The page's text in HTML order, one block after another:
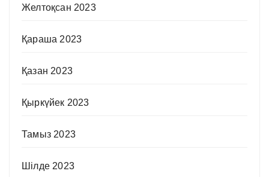
Желтоқсан 2023
Қараша 2023
Қазан 2023
Қыркүйек 2023
Тамыз 2023
Шілде 2023